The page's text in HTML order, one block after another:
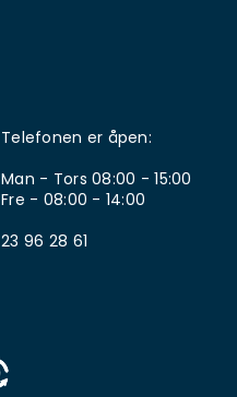
Telefonen er åpen:
Man - Tors 08:00 - 15:00
Fre - 08:00 - 14:00
23 96 28 61